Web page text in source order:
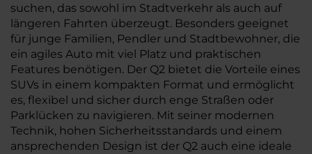
suchen, das sowohl im Stadtverkehr als auch auf
längeren Fahrten überzeugt. Besonders geeignet
für junge Familien, Pendler und Stadtbewohner, die
ein agiles Auto mit viel Platz und praktischen
Features benötigen. Der Q2 bietet die Vorteile eines
SUVs in einem kompakten Format und ermöglicht
es, flexibel und sicher durch enge Straßen oder
Parklücken zu navigieren. Mit seiner modernen
Technik, hohen Sicherheitsstandards und einem
ansprechenden Design ist der Q2 auch eine ideale